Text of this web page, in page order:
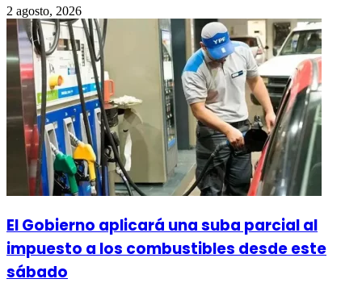
2 agosto, 2026
El Gobierno aplicará una suba parcial al
impuesto a los combustibles desde este
sábado